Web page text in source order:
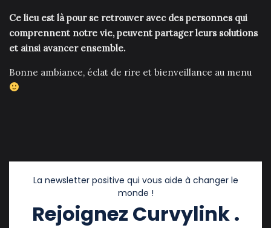
Ce lieu est là pour se retrouver avec des personnes qui
comprennent notre vie, peuvent partager leurs solutions
et ainsi avancer ensemble.
Bonne ambiance, éclat de rire et bienveillance au menu
La newsletter positive qui vous aide à changer le
monde !
Rejoignez Curvylink .